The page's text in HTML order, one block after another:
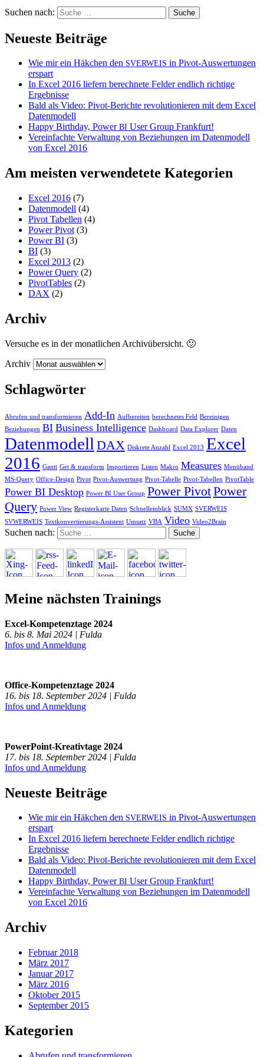
Suchen nach:
Neueste Beiträge
Wie mir ein Häkchen den SVERWEIS in Pivot-Auswertungen
erspart
In Excel 2016 liefern berechnete Felder endlich richtige
Ergebnisse
Bald als Video: Pivot-Berichte revolutionieren mit dem Excel
Datenmodell
Happy Birthday, PowerBI User Group Frankfurt!
Vereinfachte Verwaltung von Beziehungen im Datenmodell
von Excel 2016
Am meisten verwendetete Kategorien
Excel 2016 (7)
Datenmodell (4)
Pivot Tabellen (4)
Power Pivot (3)
Power BI (3)
BI (3)
Excel 2013 (2)
Power Query (2)
PivotTables (2)
DAX (2)
Archiv
Versuche es in der monatlichen Archivübersicht. 🙂
Archiv
Schlagwörter
Abrufen und transformieren Add-In Aufbereiten berechnetes Feld Bereinigen
Beziehungen BI Business Intelligence Dashboard Data Explorer Daten
Datenmodell DAX Diskrete Anzahl Excel 2013 Excel
2016 Gantt Get & transform Importieren Listen Makro Measures Menüband
MS-Query Office-Design Pivot Pivot-Auswertung Pivot-Tabelle Pivot-Tabellen PivotTable
Power BI Desktop Power BI User Group Power PivotPower
Query Power View Registerkarte Daten Schnelleinblick SUMX SVERWEIS
SVWERWEIS Textkonvertierungs-Assistent Umsatz VBA Video Video2Brain
Suchen nach:
Meine nächsten Trainings
Excel-Kompetenztage 2024
6. bis 8. Mai 2024 | Fulda
Infos und Anmeldung
Office-Kompetenztage 2024
16. bis 18. September 2024 | Fulda
Infos und Anmeldung
PowerPoint-Kreativtage 2024
17. bis 18. September 2024 | Fulda
Infos und Anmeldung
Neueste Beiträge
Wie mir ein Häkchen den SVERWEIS in Pivot-Auswertungen
erspart
In Excel 2016 liefern berechnete Felder endlich richtige
Ergebnisse
Bald als Video: Pivot-Berichte revolutionieren mit dem Excel
Datenmodell
Happy Birthday, PowerBI User Group Frankfurt!
Vereinfachte Verwaltung von Beziehungen im Datenmodell
von Excel 2016
Archiv
Februar 2018
März 2017
Januar 2017
März 2016
Oktober 2015
September 2015
Kategorien